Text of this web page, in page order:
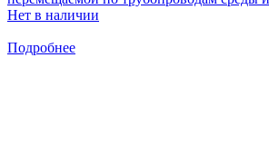
Нет в наличии
Подробнее